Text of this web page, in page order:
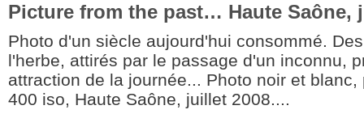
Picture from the past… Haute Saône,
Photo d'un siècle aujourd'hui consommé.
l'herbe, attirés par le passage d'un inconnu,
attraction de la journée... Photo noir et
400 iso, Haute Saône, juillet 2008....